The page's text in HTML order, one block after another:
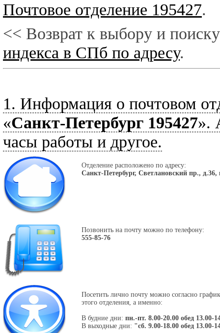
Почтовое отделение 195427.
<< Возврат к выбору и
индекса в СПб по адресу.
1. Информация о почтовом
«Санкт-Петербург 195427».
часы работы и другое.
Отделение расположено по адресу:
Санкт-Петербург, Светлановский пр., д.36,
Позвонить на почту можно по телефону:
555-85-76
Посетить лично почту можно согласно
этого отделения, а именно:
В будние дни: пн.-пт. 8.00-20.00 обед 13.00-
В выходные дни: "сб. 9.00-18.00 обед 13.00-